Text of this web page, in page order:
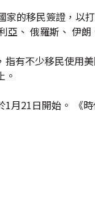
家的移民簽證，以
亞、 俄羅斯、 伊
指有不少移民使用
。
1月21日開始。 《